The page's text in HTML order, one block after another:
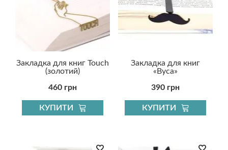
Закладка для книг Touch
(золотий)
460 грн
КУПИТИ
Закладка для книг
«Вуса»
390 грн
КУПИТИ